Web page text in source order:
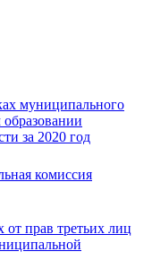
муниципального
за 2020 год
комиссия
прав третьих лиц